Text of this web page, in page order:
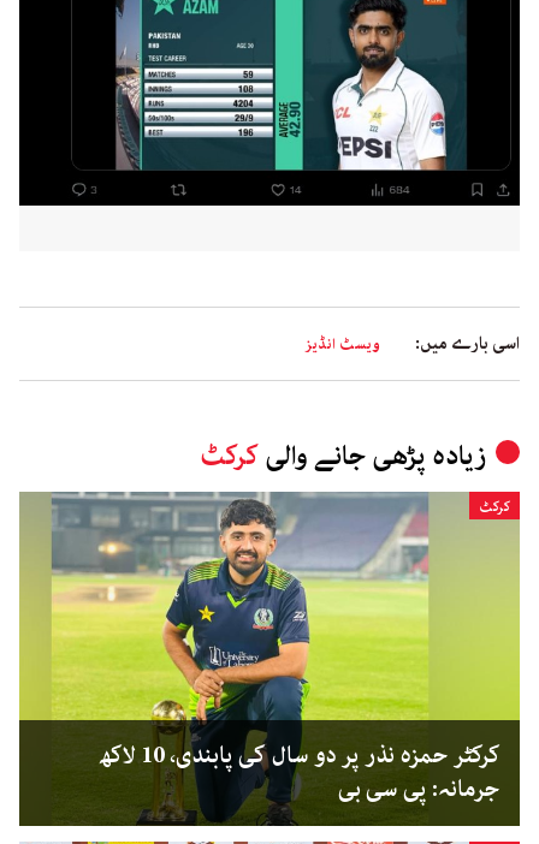
اسی بارے میں: ویسٹ انڈیز
زیادہ پڑھی جانے والیکرکٹ
کرکٹ
کرکٹر حمزہ نذر پر دو سال کی پابندی، 10 لاکھ
جرمانہ: پی سی بی